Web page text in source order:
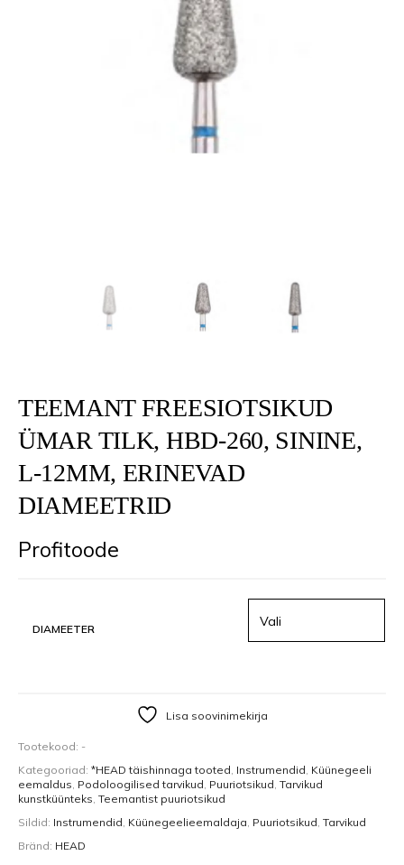
TEEMANT FREESIOTSIKUD
ÜMAR TILK, HBD-260, SININE,
L-12MM, ERINEVAD
DIAMEETRID
Profitoode
DIAMEETER
Lisa soovinimekirja
Tootekood: -
Kategooriad: *HEAD täishinnaga tooted, Instrumendid, Küünegeeli
eemaldus, Podoloogilised tarvikud, Puuriotsikud, Tarvikud
kunstküünteks, Teemantist puuriotsikud
Sildid: Instrumendid, Küünegeelieemaldaja, Puuriotsikud, Tarvikud
Bränd: HEAD